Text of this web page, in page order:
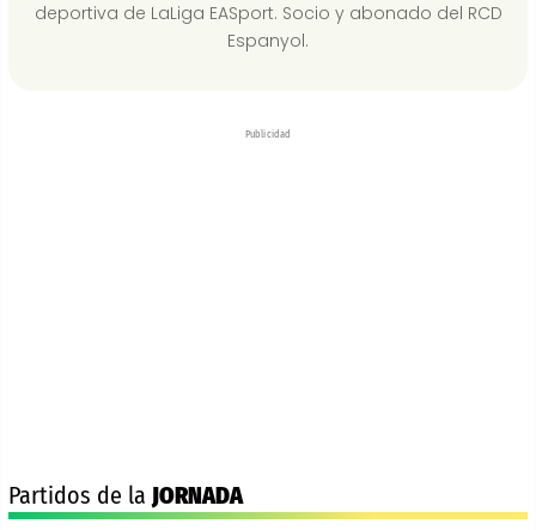
deportiva de LaLiga EASport. Socio y abonado del RCD
Espanyol.
Publicidad
Partidos de la JORNADA